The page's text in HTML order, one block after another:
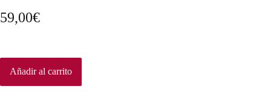
59,00€
Añadir al carrito